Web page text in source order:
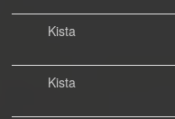
Kista
Kista